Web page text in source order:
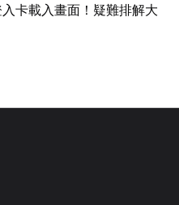
卡載入畫面！疑難排解大